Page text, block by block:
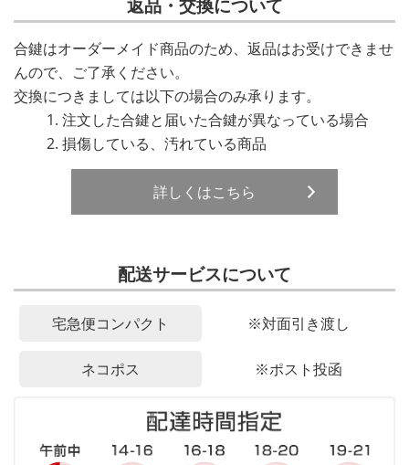
返品・交換について
合鍵はオーダーメイド商品のため、返品はお受けできませ
んので、ご了承ください。
交換につきましては以下の場合のみ承ります。
注文した合鍵と届いた合鍵が異なっている場合
損傷している、汚れている商品
詳しくはこちら
配送サービスについて
宅急便コンパクト ※対面引き渡し
ネコポス ※ポスト投函